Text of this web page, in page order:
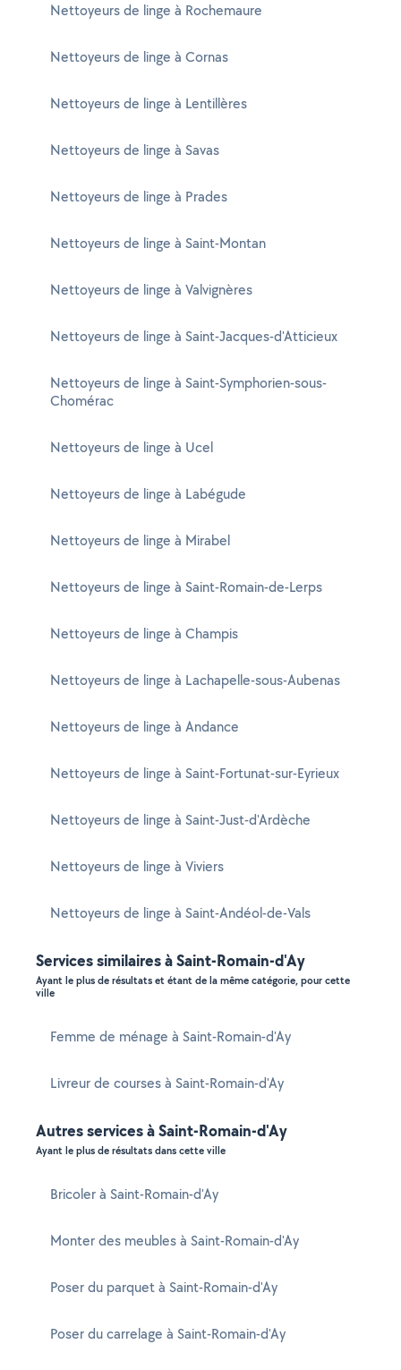
Nettoyeurs de linge à Rochemaure
Nettoyeurs de linge à Cornas
Nettoyeurs de linge à Lentillères
Nettoyeurs de linge à Savas
Nettoyeurs de linge à Prades
Nettoyeurs de linge à Saint-Montan
Nettoyeurs de linge à Valvignères
Nettoyeurs de linge à Saint-Jacques-d'Atticieux
Nettoyeurs de linge à Saint-Symphorien-sous-
Chomérac
Nettoyeurs de linge à Ucel
Nettoyeurs de linge à Labégude
Nettoyeurs de linge à Mirabel
Nettoyeurs de linge à Saint-Romain-de-Lerps
Nettoyeurs de linge à Champis
Nettoyeurs de linge à Lachapelle-sous-Aubenas
Nettoyeurs de linge à Andance
Nettoyeurs de linge à Saint-Fortunat-sur-Eyrieux
Nettoyeurs de linge à Saint-Just-d'Ardèche
Nettoyeurs de linge à Viviers
Nettoyeurs de linge à Saint-Andéol-de-Vals
Services similaires à Saint-Romain-d'Ay
Ayant le plus de résultats et étant de la même catégorie, pour cette
ville
Femme de ménage à Saint-Romain-d'Ay
Livreur de courses à Saint-Romain-d'Ay
Autres services à Saint-Romain-d'Ay
Ayant le plus de résultats dans cette ville
Bricoler à Saint-Romain-d'Ay
Monter des meubles à Saint-Romain-d'Ay
Poser du parquet à Saint-Romain-d'Ay
Poser du carrelage à Saint-Romain-d'Ay